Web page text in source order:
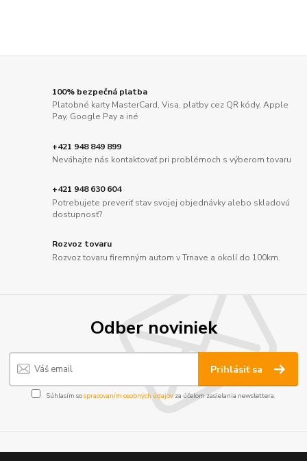
100% bezpečná platba
Platobné karty MasterCard, Visa, platby cez QR kódy, Apple
Pay, Google Pay a iné
+421 948 849 899
Neváhajte nás kontaktovať pri problémoch s výberom tovaru
+421 948 630 604
Potrebujete preveriť stav svojej objednávky alebo skladovú
dostupnosť?
Rozvoz tovaru
Rozvoz tovaru firemným autom v Trnave a okolí do 100km.
Odber noviniek
Prihlásiť sa
Súhlasím sospracovaním osobných údajov za účelom zasielania newslettera.